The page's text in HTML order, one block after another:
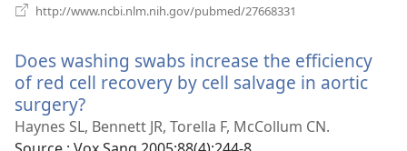
http://www.ncbi.nlm.nih.gov/pubmed/27668331
fenêtre)
Does washing swabs increase the efficiency
of red cell recovery by cell salvage in aortic
surgery?
une
Haynes SL, Bennett JR, Torella F, McCollum CN.